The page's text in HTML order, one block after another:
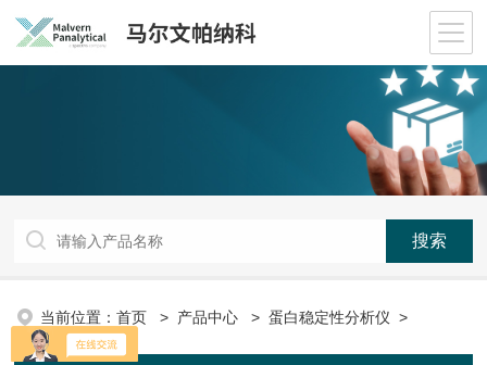
当前位置：首页 > 产品中心 >蛋白稳定性分析仪 >